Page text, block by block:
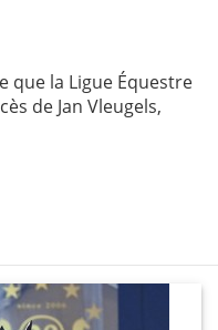
que la Ligue Équestre
de Jan Vleugels,